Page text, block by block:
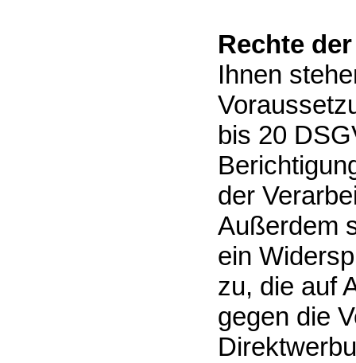
Rechte
Ihnen
bis 20
der
Außerdem
ein
zu, die auf
gegen die